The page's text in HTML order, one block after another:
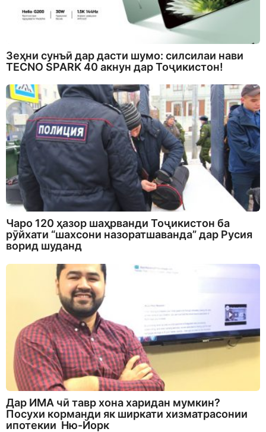
Зеҳни сунъӣ дар дасти шумо: силсилаи нави
TECNO SPARK 40 акнун дар Тоҷикистон!
Чаро 120 ҳазор шаҳрванди Тоҷикистон ба
рӯйхати “шахсони назоратшаванда” дар Русия
ворид шуданд
Дар ИМА чӣ тавр хона харидан мумкин?
Посухи корманди як ширкати хизматрасонии
ипотекии Ню-Йорк